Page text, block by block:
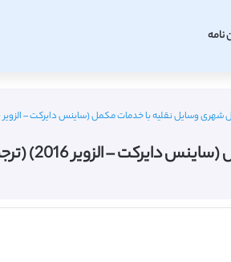
نامه
نقلیه با خدمات مکمل (ساینس دایرکت – الزویر 2016) (ترجمه ویژه – طلایی
2016) (ترجمه ویژه – طلایی